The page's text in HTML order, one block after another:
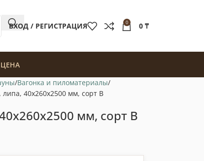
ВХОД / РЕГИСТРАЦИЯ 0 0 ₸
Вагонка и пиломатериалы
липа, 40x260x2500 мм, сорт B
мм, сорт B